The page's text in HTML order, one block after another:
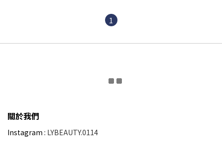
1
關於我們
Instagram : LYBEAUTY.0114